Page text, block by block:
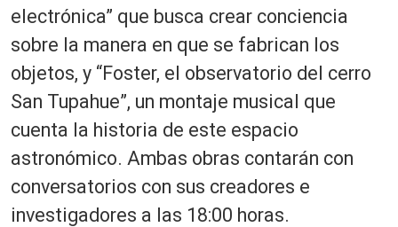
electrónica” que busca crear conciencia
sobre la manera en que se fabrican los
objetos, y “Foster, el observatorio del cerro
San Tupahue”, un montaje musical que
cuenta la historia de este espacio
astronómico. Ambas obras contarán con
conversatorios con sus creadores e
investigadores a las 18:00 horas.